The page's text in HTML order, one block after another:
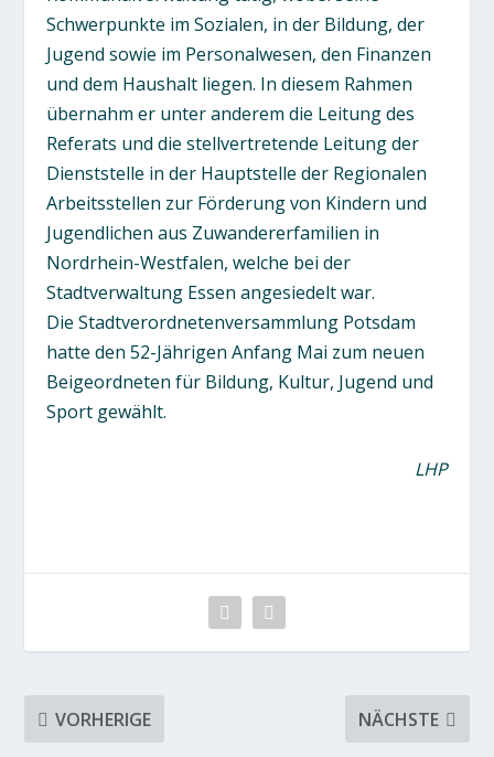
Schwerpunkte im Sozialen, in der Bildung, der
Jugend sowie im Personalwesen, den Finanzen
und dem Haushalt liegen. In diesem Rahmen
übernahm er unter anderem die Leitung des
Referats und die stellvertretende Leitung der
Dienststelle in der Hauptstelle der Regionalen
Arbeitsstellen zur Förderung von Kindern und
Jugendlichen aus Zuwandererfamilien in
Nordrhein-Westfalen, welche bei der
Stadtverwaltung Essen angesiedelt war.
Die Stadtverordnetenversammlung Potsdam
hatte den 52-Jährigen Anfang Mai zum neuen
Beigeordneten für Bildung, Kultur, Jugend und
Sport gewählt.
LHP
VORHERIGE NÄCHSTE